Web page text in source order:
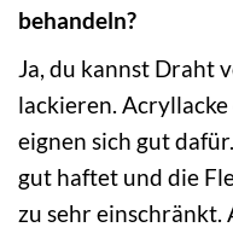
behandeln?
Ja, du kannst Draht
lackieren.
eignen sich gut
gut haftet und die
zu sehr